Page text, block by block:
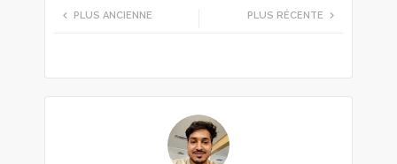
PLUS RÉCENTE
PLUS ANCIENNE